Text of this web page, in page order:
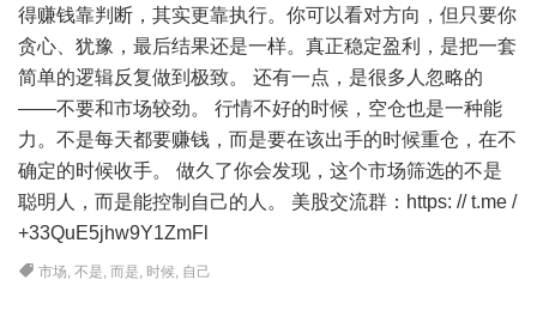
得赚钱靠判断，其实更靠执行。你可以看对方向，但只要你
贪心、犹豫，最后结果还是一样。真正稳定盈利，是把一套
简单的逻辑反复做到极致。 还有一点，是很多人忽略的
——不要和市场较劲。 行情不好的时候，空仓也是一种能
力。不是每天都要赚钱，而是要在该出手的时候重仓，在不
确定的时候收手。 做久了你会发现，这个市场筛选的不是
聪明人，而是能控制自己的人。 美股交流群：https: // t.me /
+33QuE5jhw9Y1ZmFl
市场,不是,而是, 时候, 自己